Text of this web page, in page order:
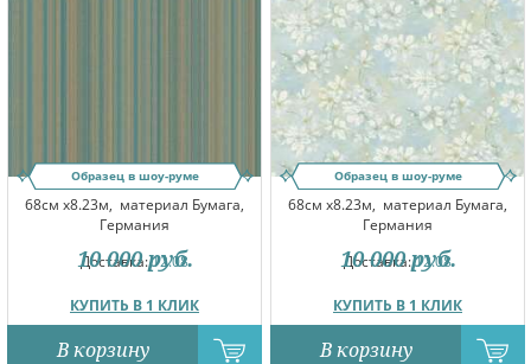
Образец в шоу-руме
68см x8.23м, материал Бумага,
Германия
Доставка:12.08
КУПИТЬ В 1 КЛИК
10 000 руб.
В корзину
Образец в шоу-руме
68см x8.23м, материал Бумага,
Германия
Доставка:12.08
КУПИТЬ В 1 КЛИК
10 000 руб.
В корзину